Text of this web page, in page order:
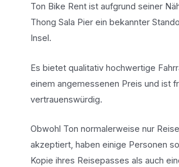
Ton Bike Rent ist aufgrund seiner
Thong Sala Pier ein bekannter
Insel.
Es bietet qualitativ hochwertige
einem angemessenen Preis und ist
vertrauenswürdig.
Obwohl Ton normalerweise nur
akzeptiert, haben einige Personen
Kopie ihres Reisepasses als auch